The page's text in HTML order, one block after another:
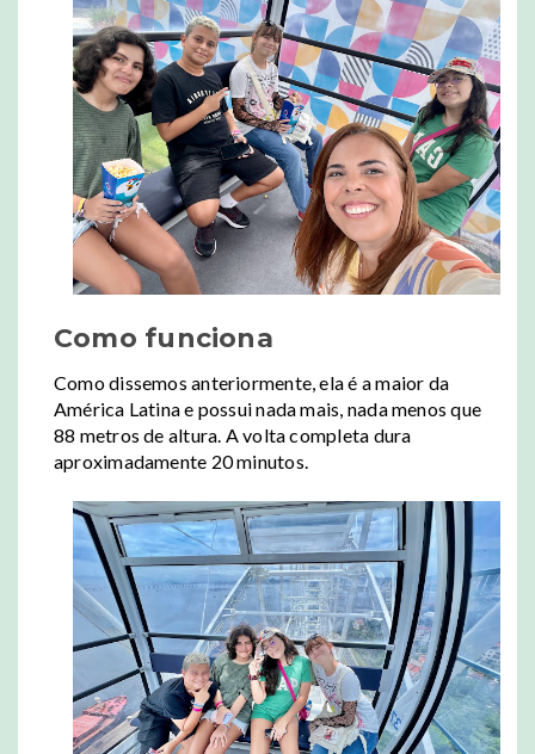
Como funciona
Como dissemos anteriormente, ela é a maior da
América Latina e possui nada mais, nada menos que
88 metros de altura. A volta completa dura
aproximadamente 20 minutos.